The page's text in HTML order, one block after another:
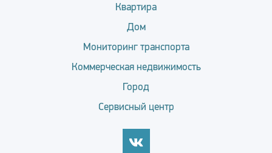
Квартира
Дом
Мониторинг транспорта
Коммерческая недвижимость
Город
Сервисный центр